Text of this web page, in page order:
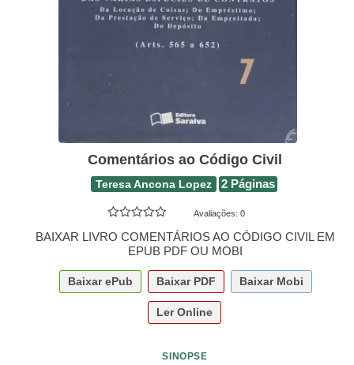
Comentários ao Código Civil
Teresa Ancona Lopez 2 Páginas
Avaliações: 0
BAIXAR LIVRO COMENTÁRIOS AO CÓDIGO CIVIL EM
EPUB PDF OU MOBI
Baixar ePub Baixar PDF Baixar Mobi
Ler Online
SINOPSE